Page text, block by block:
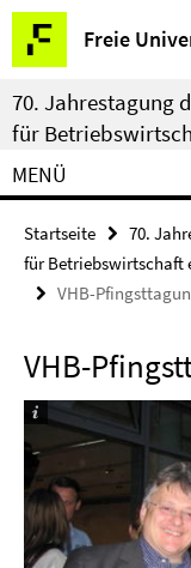
Springe
direkt
zu
Inhalt
Freie
Service-
Navigation
70. Jahrestagung
für
MENÜ
Startseite
70.
für Betriebswirtschaft
VHB-
VHB-